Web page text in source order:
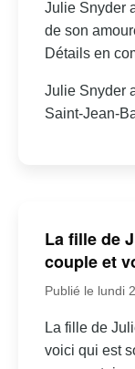
Julie Snyder
de son
Détails en
Julie Snyder
Saint-Jean-
La fille de
couple et
Publié le lundi
La fille de
voici qui est